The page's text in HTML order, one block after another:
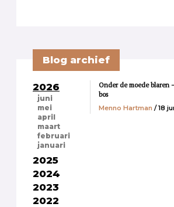
Blog archief
2026
juni
mei
april
maart
februari
januari
2025
2024
2023
2022
Onder de moede blaren
bos
Menno Hartman / 18